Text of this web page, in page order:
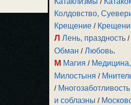
Колдовство,
Крещение /
Л Лень, праздность
Обман /Любовь.
М Магия /
Милостыня /
/ Многозаботливость
и соблазны /